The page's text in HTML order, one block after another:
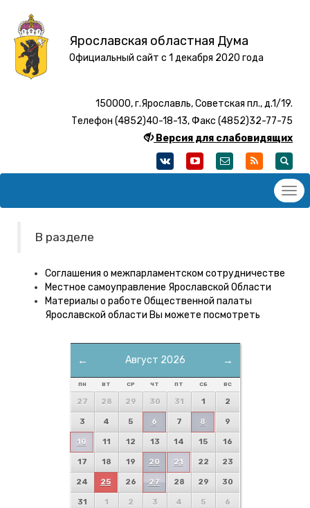
Ярославская областная Дума
Официальный сайт с 1 декабря 2020 года
150000, г.Ярославль, Советская пл., д.1/19.
Телефон (4852)40-18-13, Факс (4852)32-77-75
Версия для слабовидящих
В разделе
Соглашения о межпарламентском сотрудничестве
Местное самоуправление Ярославской Области
Материалы о работе Общественной палаты
Ярославской области Вы можете посмотреть
← →
Август 2026
ПН ВТ СР ЧТ ПТ СБ ВС
27 28 29 30 31 1 2
3 4 5 6 7 8 9
10 11 12 13 14 15 16
17 18 19 20 21 22 23
24 25 26 27 28 29 30
31 1 2 3 4 5 6